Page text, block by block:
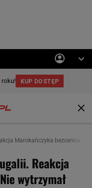
Marokańczyka bezcenna.
Reakcja
wytrzymał